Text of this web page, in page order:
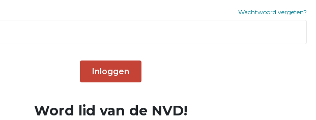
Wachtwoord vergeten?
Inloggen
Word lid van de NVD!